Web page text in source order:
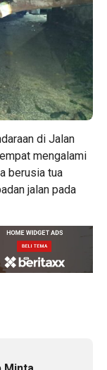
di Jalan
mengalami
berusia tua
jalan pada